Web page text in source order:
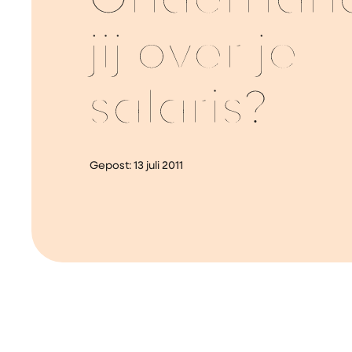
jij over je
salaris?
Gepost: 13 juli 2011